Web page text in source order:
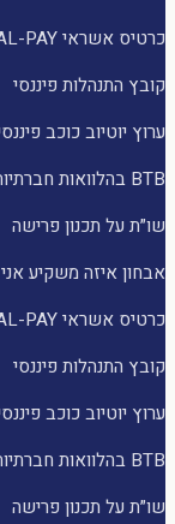
כרטיס אשראי CLAL-PAY
קובץ התנהלות פיננסי
ערוץ יוטיוב כוכב
BTB בהלוואות חברתיות
שו״ת על תכנון פרישה
אבחון איזה משקיע אני
כרטיס אשראי CLAL-PAY
קובץ התנהלות פיננסי
ערוץ יוטיוב כוכב
BTB בהלוואות חברתיות
שו״ת על תכנון פרישה